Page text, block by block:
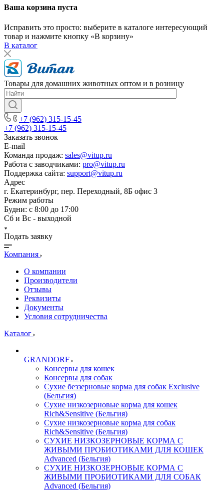
Ваша корзина пуста
Исправить это просто: выберите в каталоге интересующий
товар и нажмите кнопку «В корзину»
В каталог
Товары для домашних животных оптом и в розницу
+7 (962) 315-15-45
+7 (962) 315-15-45
Заказать звонок
E-mail
Команда продаж: sales@vitup.ru
Работа с заводчиками: pro@vitup.ru
Поддержка сайта: support@vitup.ru
Адрес
г. Екатеринбург, пер. Переходный, 8Б офис 3
Режим работы
Будни: с 8:00 до 17:00
Сб и Вс - выходной
Подать заявку
Компания
О компании
Производители
Отзывы
Реквизиты
Документы
Условия сотрудничества
Каталог
GRANDORF
Консервы для кошек
Консервы для собак
Сухие беззерновые корма для собак Exclusive
(Бельгия)
Сухие низкозерновые корма для кошек
Rich&Sensitive (Бельгия)
Сухие низкозерновые корма для собак
Rich&Sensitive (Бельгия)
СУХИЕ НИЗКОЗЕРНОВЫЕ КОРМА С
ЖИВЫМИ ПРОБИОТИКАМИ ДЛЯ КОШЕК
Advanced (Бельгия)
СУХИЕ НИЗКОЗЕРНОВЫЕ КОРМА С
ЖИВЫМИ ПРОБИОТИКАМИ ДЛЯ СОБАК
Advanced (Бельгия)